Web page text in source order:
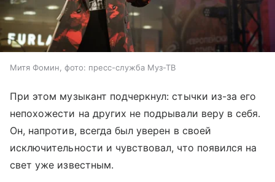
Митя Фомин, фото: пресс-служба Муз-ТВ
При этом музыкант подчеркнул: стычки из-за его
непохожести на других не подрывали веру в себя.
Он, напротив, всегда был уверен в своей
исключительности и чувствовал, что появился на
свет уже известным.